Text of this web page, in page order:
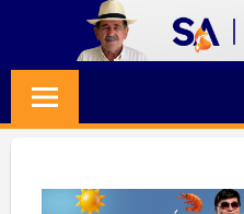
content
Jornalismo
Credibilidade